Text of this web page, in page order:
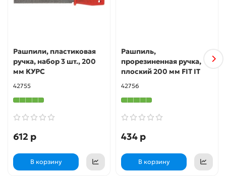
Рашпили, пластиковая
ручка, набор 3 шт., 200
мм КУРС
42755
612 р
В корзину
Рашпиль,
прорезиненная ручка,
плоский 200 мм FIT IT
42756
434 р
В корзину